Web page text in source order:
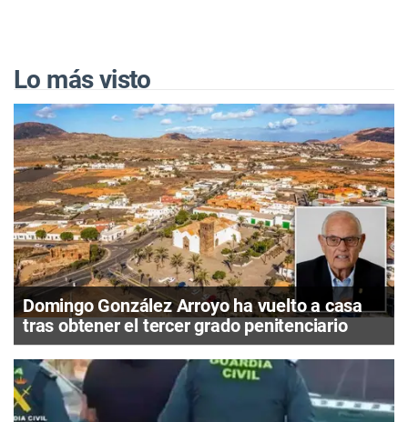
Lo más visto
Domingo González Arroyo ha vuelto a casa
tras obtener el tercer grado penitenciario